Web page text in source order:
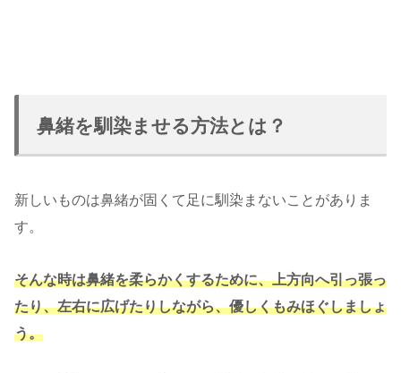
鼻緒を馴染ませる方法とは？
新しいものは鼻緒が固くて足に馴染まないことがありま
す。
そんな時は鼻緒を柔らかくするために、上方向へ引っ張っ
たり、左右に広げたりしながら、優しくもみほぐしましょ
う。